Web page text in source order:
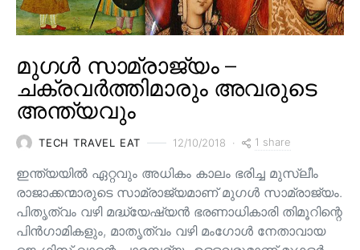
മുഗൾ സാമ്രാജ്യം –
ചക്രവർത്തിമാരും അവരുടെ
അന്ത്യവും
TECH TRAVEL EAT 12/10/2018 1 share
ഇന്ത്യയിൽ ഏറ്റവും അധികം കാലം ഭരിച്ച മുസ്ലീം
രാജാക്കന്മാരുടെ സാമ്രാജ്യമാണ് മുഗൾ സാമ്രാജ്യം.
പിതൃത്വം വഴി മദ്ധ്യേഷ്യൻ ഭരണാധികാരി തിമൂറിന്റെ
പിൻ‌ഗാമികളും, മാതൃത്വം വഴി മംഗോൾ നേതാവായ